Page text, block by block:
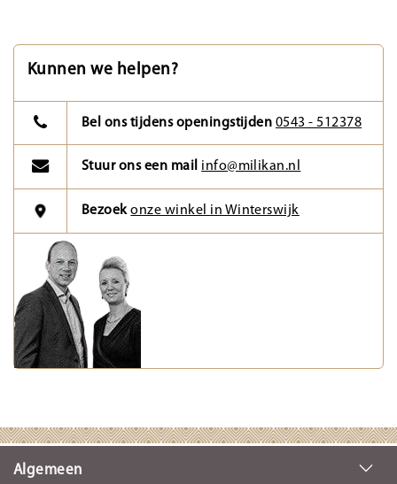
Kunnen we helpen?
Bel ons tijdens openingstijden 0543 - 512378
Stuur ons een mail info@milikan.nl
Bezoekonze winkel in Winterswijk
Algemeen